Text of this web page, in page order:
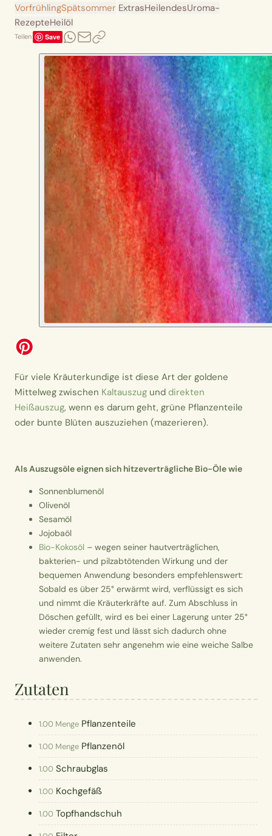
VorfrühlingSpätsommer ExtrasHeilendesUroma-
RezepteHeilöl
Teilen Save
Für viele Kräuterkundige ist diese Art der goldene
Mittelweg zwischen Kaltauszug und direkten
Heißauszug, wenn es darum geht, grüne Pflanzenteile
oder bunte Blüten auszuziehen (mazerieren).
Als Auszugsöle eignen sich hitzeverträgliche Bio-Öle wie
Sonnenblumenöl
Olivenöl
Sesamöl
Jojobaöl
Bio-Kokosöl – wegen seiner hautverträglichen,
bakterien- und pilzabtötenden Wirkung und der
bequemen Anwendung besonders empfehlenswert:
Sobald es über 25° erwärmt wird, verflüssigt es sich
und nimmt die Kräuterkräfte auf. Zum Abschluss in
Döschen gefüllt, wird es bei einer Lagerung unter 25°
wieder cremig fest und lässt sich dadurch ohne
weitere Zutaten sehr angenehm wie eine weiche Salbe
anwenden.
Zutaten
1.00 Menge Pflanzenteile
1.00 Menge Pflanzenöl
1.00 Schraubglas
1.00 Kochgefäß
1.00 Topfhandschuh